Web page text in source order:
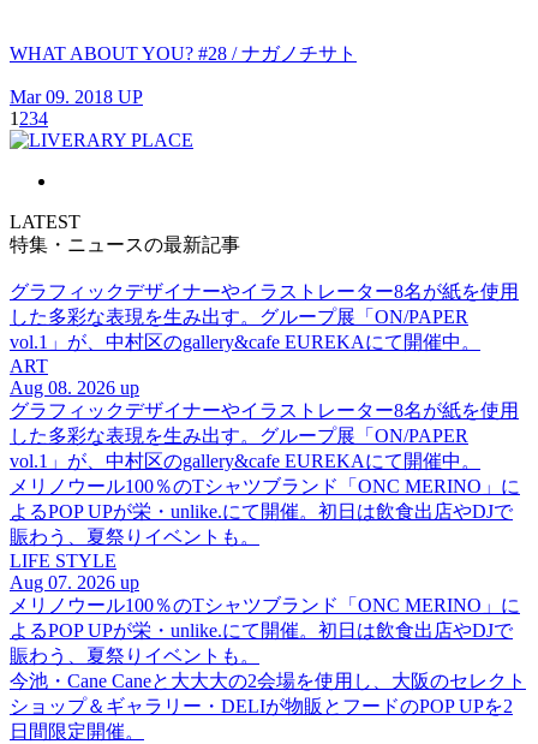
WHAT ABOUT YOU? #28 / ナガノチサト
Mar 09. 2018 UP
1 234
LATEST
特集・ニュースの最新記事
グラフィックデザイナーやイラストレーター8名が紙を使用
した多彩な表現を生み出す。グループ展「ON/PAPER
vol.1」が、中村区のgallery&cafe EUREKAにて開催中。
ART
Aug 08. 2026 up
グラフィックデザイナーやイラストレーター8名が紙を使用
した多彩な表現を生み出す。グループ展「ON/PAPER
vol.1」が、中村区のgallery&cafe EUREKAにて開催中。
メリノウール100％のTシャツブランド「ONC MERINO」に
よるPOP UPが栄・unlike.にて開催。初日は飲食出店やDJで
賑わう、夏祭りイベントも。
LIFE STYLE
Aug 07. 2026 up
メリノウール100％のTシャツブランド「ONC MERINO」に
よるPOP UPが栄・unlike.にて開催。初日は飲食出店やDJで
賑わう、夏祭りイベントも。
今池・Cane Caneと大大大の2会場を使用し、大阪のセレクト
ショップ＆ギャラリー・DELIが物販とフードのPOP UPを2
日間限定開催。